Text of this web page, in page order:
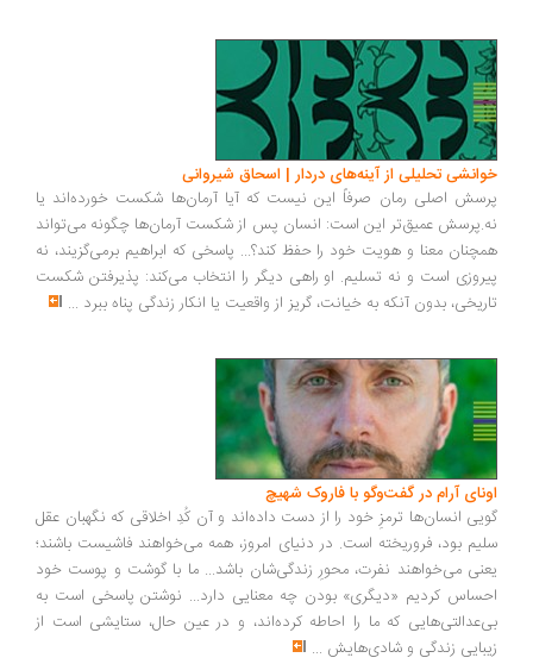
تحلیلی از آینه‌های دردار | اسحاق شیروانی
اصلی رمان صرفاً این نیست که آیا آرمان‌ها شکست خورده‌اند یا
عمیق‌تر این است: انسان پس از شکست آرمان‌ها چگونه می‌تواند
معنا و هویت خود را حفظ کند؟... پاسخی که ابراهیم برمی‌گزیند، نه
است و نه تسلیم. او راهی دیگر را انتخاب می‌کند: پذیرفتن شکست
بدون آنکه به خیانت، گریز از واقعیت یا انکار زندگی پناه ببرد...
آرام در گفت‌وگو با فاروک شهیچ‭
انسان‌ها ترمزِ خود را از دست داده‌اند و آن کُدِ اخلاقی که نگهبان عقل
بود، فروریخته است. در دنیای امروز، همه می‌خواهند فاشیست باشند؛
می‌خواهند نفرت، محورِ زندگی‌شان باشد... ما با گوشت و پوست خود
کردیم «دیگری» بودن چه معنایی دارد... نوشتن پاسخی است به
که ما را احاطه کرده‌اند، و در عین حال، ستایشی است از
زندگی و شادی‌هایش...